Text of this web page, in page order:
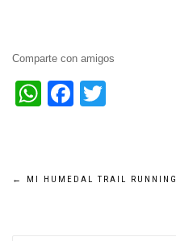
Comparte con amigos
WhatsApp
Facebook
Navegación
← MI HUMEDAL TRAIL RUNNING